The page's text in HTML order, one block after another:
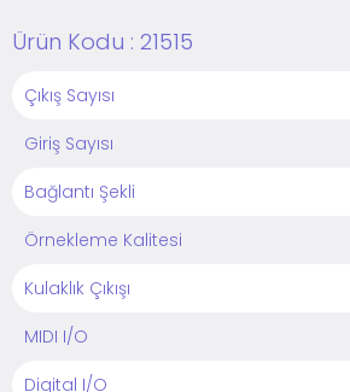
Ürün Kodu : 21515
Çıkış Sayısı
Giriş Sayısı
Bağlantı Şekli
Örnekleme Kalitesi
Kulaklık Çıkışı
MIDI I/O
Digital I/O